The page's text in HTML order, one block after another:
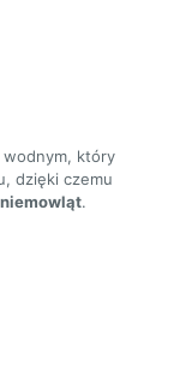
wodnym, który
dzięki czemu
niemowląt.